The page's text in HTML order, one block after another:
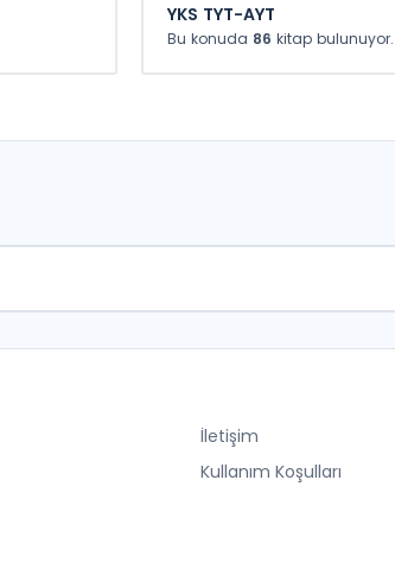
YKS TYT-AYT
Bu konuda 86 kitap bulunuyor.
İletişim
Kullanım Koşulları